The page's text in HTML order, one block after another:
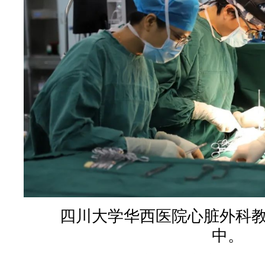
四川大学华西医院心脏外科教
中。